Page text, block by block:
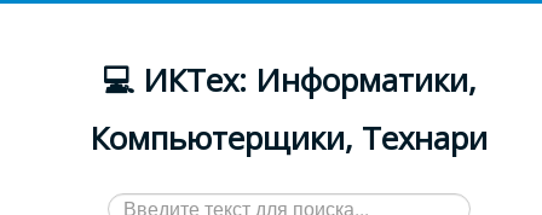
💻 ИКТех: Информатики,
Компьютерщики, Технари
Искать...